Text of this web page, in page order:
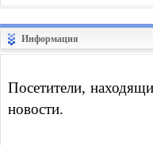
Информация
Посетители,
новости.